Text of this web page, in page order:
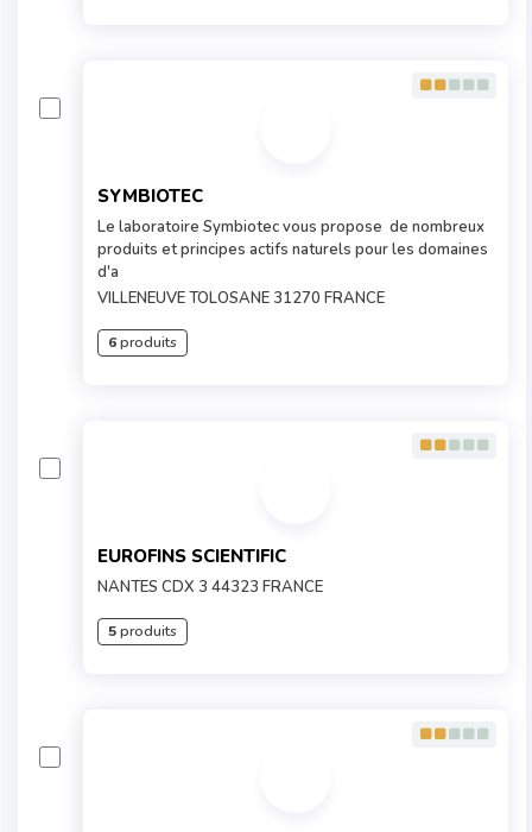
SYMBIOTEC
Le laboratoire Symbiotec vous propose de nombreux
produits et principes actifs naturels pour les domaines
d'a
VILLENEUVE TOLOSANE 31270 FRANCE
6produits
EUROFINS SCIENTIFIC
NANTES CDX 3 44323 FRANCE
5produits